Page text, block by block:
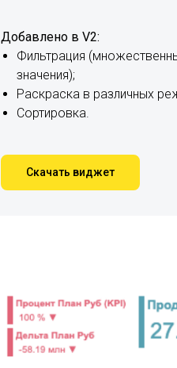
Добавлено в V2:
Фильтрация
значения);
Раскраска в различных
Сортировка.
Скачать виджет